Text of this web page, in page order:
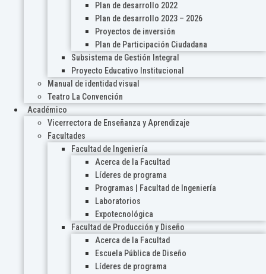
Plan de desarrollo 2022
Plan de desarrollo 2023 – 2026
Proyectos de inversión
Plan de Participación Ciudadana
Subsistema de Gestión Integral
Proyecto Educativo Institucional
Manual de identidad visual
Teatro La Convención
Académico
Vicerrectora de Enseñanza y Aprendizaje
Facultades
Facultad de Ingeniería
Acerca de la Facultad
Líderes de programa
Programas | Facultad de Ingeniería
Laboratorios
Expotecnológica
Facultad de Producción y Diseño
Acerca de la Facultad
Escuela Pública de Diseño
Líderes de programa